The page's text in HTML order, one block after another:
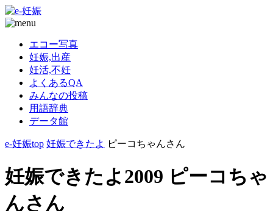
エコー写真
妊娠,出産
妊活,不妊
よくあるQA
みんなの投稿
用語辞典
データ館
e-妊娠top 妊娠できたよ ピーコちゃんさん
妊娠できたよ2009 ピーコちゃ
んさん